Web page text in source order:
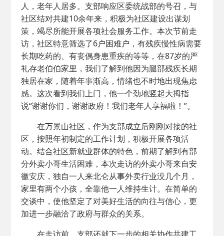
人，老年人居多。支部响应区委统战部的号召，与
社区结对共建10余年来，积极为社区建设出谋划
策，竭尽所能开展各项社会服务工作。本次节前走
访，社区特意筛选了6户困难户，有残疾慢性病需要
长期吃药的、有丧偶身患重疾的等等，在87岁的严
礼存老伯伯家里，我们了解到他因为腿部残疾长期
独居在家，随着年事渐高，情绪也不时地出现焦虑
感。这次看到我们上门，他一个劲地竖起大拇指
说“谢谢你们，谢谢政府！我们老年人享福啦！”。
在万景山社区，作为支部成立后刚刚对接的社
区，按照年初制定的工作计划，积极开展各项活
动。结合社区新就业群体的特色，前期了解到有部
分外卖小哥生活困难，本次走访的外卖小哥来自安
徽安庆，独自一人来北仑从事外卖行业没几个月，
家里有两个小孩，全靠他一人维持生计。在简单的
交谈中，使他坚定了对美好生活的向往与信心，更
加进一步融洽了政府与群众的关系。